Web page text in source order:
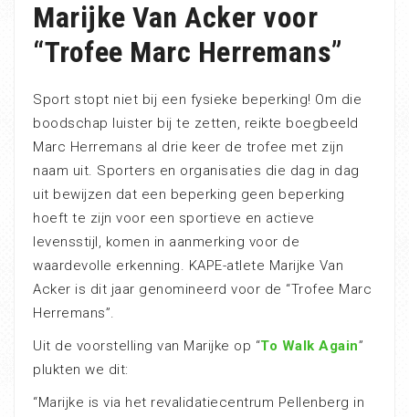
Marijke Van Acker voor
“Trofee Marc Herremans”
Sport stopt niet bij een fysieke beperking! Om die
boodschap luister bij te zetten, reikte boegbeeld
Marc Herremans al drie keer de trofee met zijn
naam uit. Sporters en organisaties die dag in dag
uit bewijzen dat een beperking geen beperking
hoeft te zijn voor een sportieve en actieve
levensstijl, komen in aanmerking voor de
waardevolle erkenning. KAPE-atlete Marijke Van
Acker is dit jaar genomineerd voor de “Trofee Marc
Herremans”.
Uit de voorstelling van Marijke op “To Walk Again”
plukten we dit:
“Marijke is via het revalidatiecentrum Pellenberg in